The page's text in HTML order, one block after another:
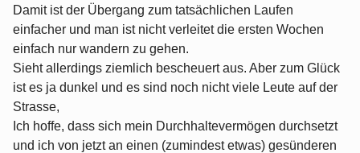
Damit ist der Übergang zum tatsächlichen Laufen
einfacher und man ist nicht verleitet die ersten Wochen
einfach nur wandern zu gehen.
Sieht allerdings ziemlich bescheuert aus. Aber zum Glück
ist es ja dunkel und es sind noch nicht viele Leute auf der
Strasse,
Ich hoffe, dass sich mein Durchhaltevermögen durchsetzt
und ich von jetzt an einen (zumindest etwas) gesünderen